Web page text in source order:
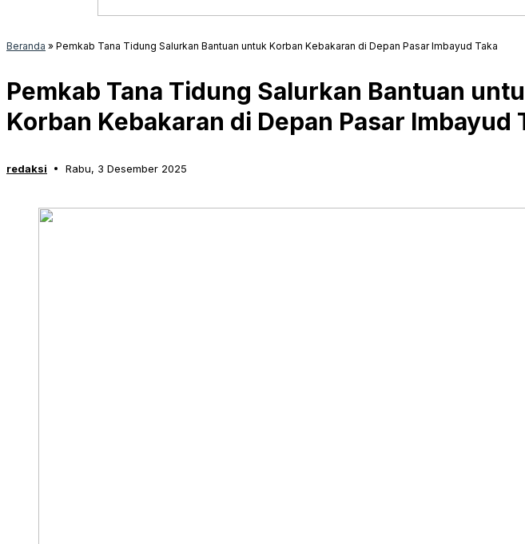
Beranda » Pemkab Tana Tidung Salurkan Bantuan untuk Korban Kebakaran di Depan Pasar Imbayud Taka
Pemkab Tana Tidung Salurkan Bantuan
Korban Kebakaran di Depan Pasar Imbayud
redaksi Rabu, 3 Desember 2025